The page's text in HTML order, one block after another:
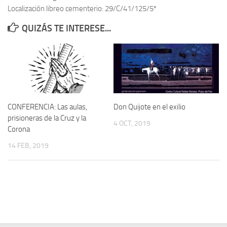
Memoria Histórica
Investigación previa de la represión en Talavera de la Reina (1937-
1947).
Informe Represión en Toledo 1936-1947 | Buscador
Informe de la fosa de abril de 1939 de Tembleque
Enciclopedia Republicana
Militantes históricos IR
Personajes republicanos
Localización libreo cementerio: 29/C/41/125/5º
QUIZÁS TE INTERESE...
CONFERENCIA: Las aulas,
prisioneras de la Cruz y la
Corona
14 FEB, 2019
Don Quijote en el exilio
4 OCT, 2019